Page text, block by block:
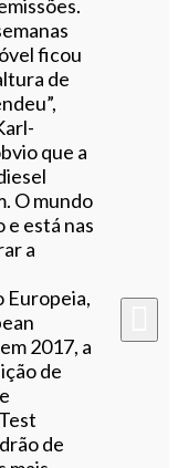
ficou
de
que a
O mundo
e está nas
a
Europeia,
2017, a
de
de